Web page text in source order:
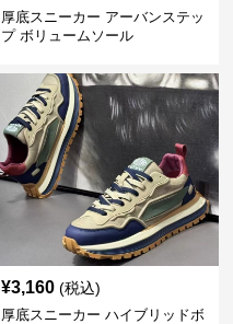
厚底スニーカー アーバンステッ
プ ボリュームソール
¥3,160 (税込)
厚底スニーカー ハイブリッドボ